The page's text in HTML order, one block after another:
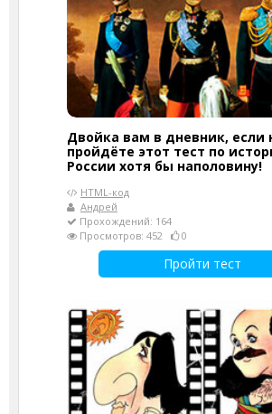
Двойка вам в дневник, если
пройдёте этот тест по
России хотя бы наполовину!
HTML-код
Андрей
Прохождений: 164
Просмотров: 452
0
Пройти тест